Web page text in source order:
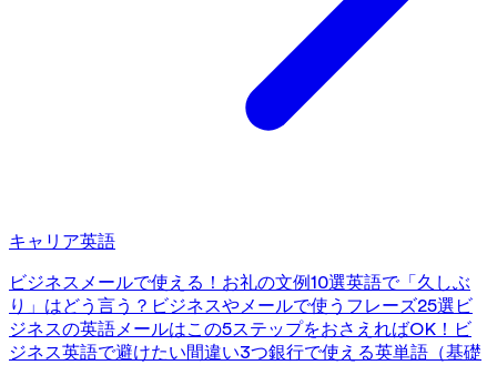
キャリア英語
ビジネスメールで使える！お礼の文例10選英語で「久しぶ
り」はどう言う？ビジネスやメールで使うフレーズ25選 ビ
ジネスの英語メールはこの5ステップをおさえればOK！ ビ
ジネス英語で避けたい間違い3つ銀行で使える英単語（基礎